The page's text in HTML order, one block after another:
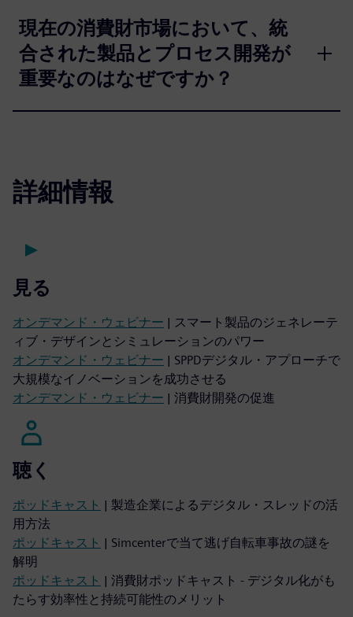
現在の消費財市場において、統
合された製品とプロセス開発が
重要なのはなぜですか？
詳細情報
見る
オンデマンド・ウェビナー | スマート製品のジェネレーテ
ィブ・デザインとシミュレーションのパワー
オンデマンド・ウェビナー | SPPDデジタル・アプローチで
大規模なイノベーションを成功させる
オンデマンド・ウェビナー | 消費財開発の促進
聴く
ポッドキャスト | 製造企業によるデジタル・スレッドの活
用方法
ポッドキャスト | Simcenterで当て逃げ自転車事故の謎を
解明
ポッドキャスト | 消費財ポッドキャスト - デジタル化がも
たらす効率性と持続可能性のメリット